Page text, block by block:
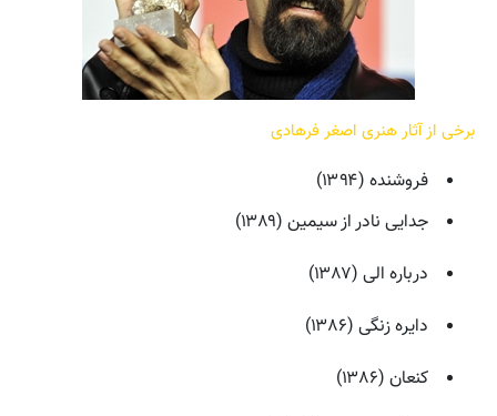
برخی از آثار هنری اصغر فرهادی
فروشنده (۱۳۹۴)
جدایی نادر از سیمین (۱۳۸۹)
درباره الی (۱۳۸۷)
دایره زنگی (۱۳۸۶)
کنعان (۱۳۸۶)